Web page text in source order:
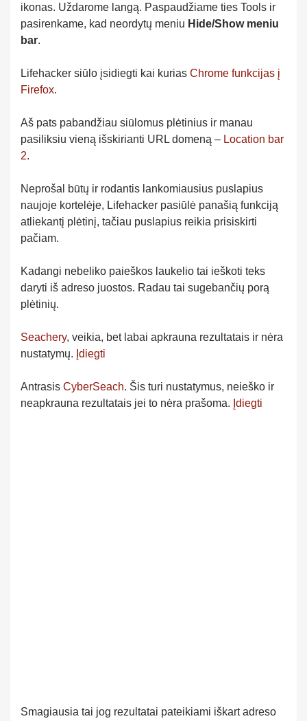
ikonas. Uždarome langą. Paspaudžiame ties Tools ir
pasirenkame, kad neordytų meniu Hide/Show meniu
bar.
Lifehacker siūlo įsidiegti kai kurias Chrome funkcijas į
Firefox.
Aš pats pabandžiau siūlomus plėtinius ir manau
pasiliksiu vieną išskirianti URL domeną – Location bar
2.
Neprošal būtų ir rodantis lankomiausius puslapius
naujoje kortelėje, Lifehacker pasiūlė panašią funkciją
atliekantį plėtinį, tačiau puslapius reikia prisiskirti
pačiam.
Kadangi nebeliko paieškos laukelio tai ieškoti teks
daryti iš adreso juostos. Radau tai sugebančių porą
plėtinių.
Seachery, veikia, bet labai apkrauna rezultatais ir nėra
nustatymų. Įdiegti
Antrasis CyberSeach. Šis turi nustatymus, neieško ir
neapkrauna rezultatais jei to nėra prašoma. Įdiegti
Smagiausia tai jog rezultatai pateikiami iškart adreso